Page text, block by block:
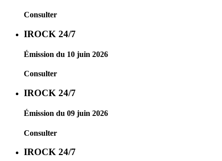
Consulter
IROCK 24/7
Émission du 10 juin 2026
Consulter
IROCK 24/7
Émission du 09 juin 2026
Consulter
IROCK 24/7